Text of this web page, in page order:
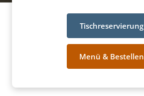
Tischreservierung
Menü & Bestellen